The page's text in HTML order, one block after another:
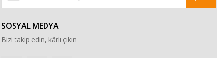
SOSYAL MEDYA
Bizi takip edin, kârlı çıkın!